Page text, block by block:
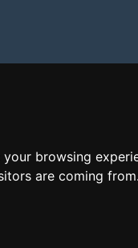
browsing
are coming from.